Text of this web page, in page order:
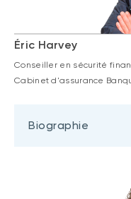
Éric Harvey
Conseiller en sécurité
Cabinet d'assurance
Biographie